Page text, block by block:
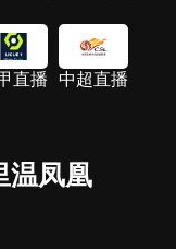
直播 中超直播
温凤凰